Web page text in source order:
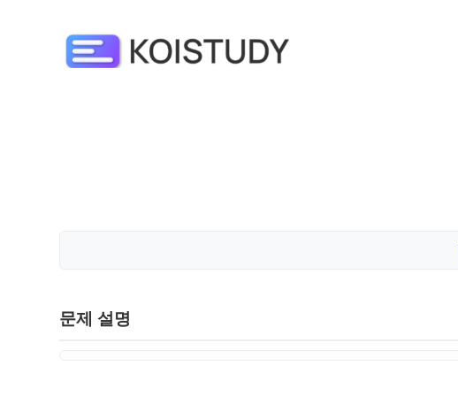
문제 설명